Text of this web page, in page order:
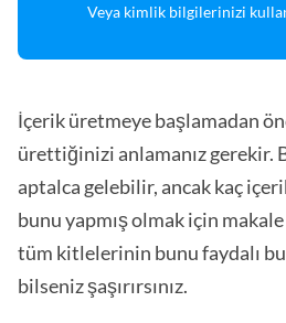
Veya kimlik bilgilerinizi
İçerik üretmeye başlamadan
ürettiğinizi anlamanız gerekir.
aptalca gelebilir, ancak kaç
bunu yapmış olmak için
tüm kitlelerinin bunu faydalı
bilseniz şaşırırsınız.